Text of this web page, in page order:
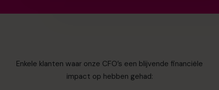
Enkele klanten waar onze CFO’s een blijvende financiële
impact op hebben gehad: